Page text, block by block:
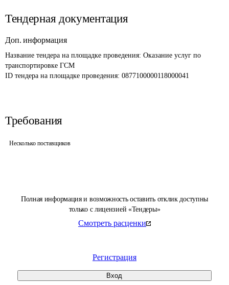
Полная информация и возможность оставить отклик доступны
только с лицензией «Тендеры»
Смотреть расценки
Регистрация
Вход
Тендерная документация
Доп. информация
Название тендера на площадке проведения: Оказание услуг по
транспортировке ГСМ
ID тендера на площадке проведения: 0877100000118000041
Требования
Несколько поставщиков